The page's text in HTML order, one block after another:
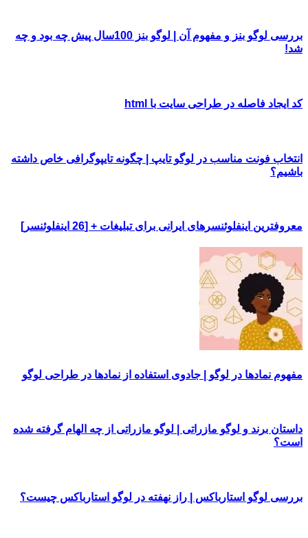
بررسی لوگو بنز و مفهوم آن | لوگو بنز 100سال پیش چه بود و چه
شد!
کد ایجاد فاصله در طراحی سایت با html
انتخاب فونت مناسب در لوگو تایپ | چگونه تایپوگرافی خاص داشته
باشیم؟
معروفترین اینفلوئنسرهای ایرانی برای تبلیغات + [26 اینفلوئنسر]
مفهوم نمادها در لوگو | جادوی استفاده از نمادها در طراحی لوگو
داستان برند و لوگو مازراتی | لوگو مازراتی از چه الهام گرفته شده
است؟
بررسی لوگو استارباکس | راز نهفته در لوگو استارباکس چیست؟